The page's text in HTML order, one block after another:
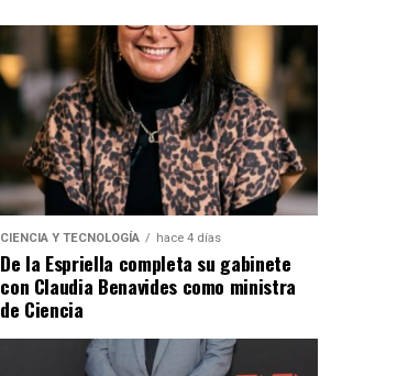
CIENCIA Y TECNOLOGÍA hace 4 días
De la Espriella completa su gabinete
con Claudia Benavides como ministra
de Ciencia